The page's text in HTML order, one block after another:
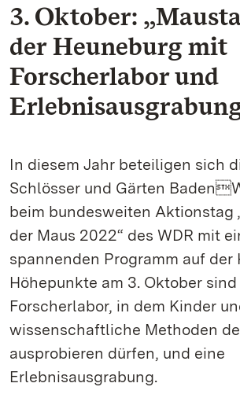
3. Oktober:
der Heuneburg mit
Forscherlabor und
In diesem Jahr beteiligen sich
Schlösser und Gärten
beim bundesweiten Aktionstag
der Maus 2022“ des WDR mit
spannenden Programm auf der
Höhepunkte am 3. Oktober sind
Forscherlabor, in dem Kinder
wissenschaftliche Methoden
ausprobieren dürfen, und eine
Erlebnisausgrabung.